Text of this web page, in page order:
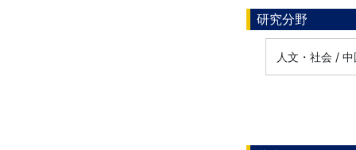
研究分野
人文・社会 /